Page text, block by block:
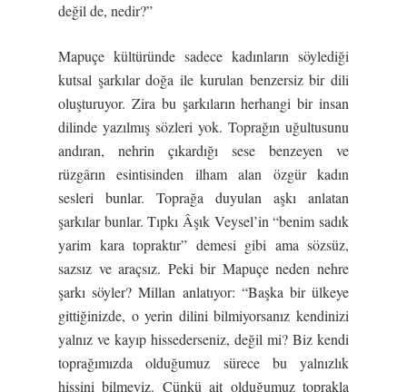
değil de, nedir?”
Mapuçe kültüründe sadece kadınların söylediği
kutsal şarkılar doğa ile kurulan benzersiz bir dili
oluşturuyor. Zira bu şarkıların herhangi bir insan
dilinde yazılmış sözleri yok. Toprağın uğultusunu
andıran, nehrin çıkardığı sese benzeyen ve
rüzgârın esintisinden ilham alan özgür kadın
sesleri bunlar. Toprağa duyulan aşkı anlatan
şarkılar bunlar. Tıpkı Âşık Veysel’in “benim sadık
yarim kara topraktır” demesi gibi ama sözsüz,
sazsız ve araçsız. Peki bir Mapuçe neden nehre
şarkı söyler? Millan anlatıyor: “Başka bir ülkeye
gittiğinizde, o yerin dilini bilmiyorsanız kendinizi
yalnız ve kayıp hissederseniz, değil mi? Biz kendi
toprağımızda olduğumuz sürece bu yalnızlık
hissini bilmeyiz. Çünkü ait olduğumuz toprakla